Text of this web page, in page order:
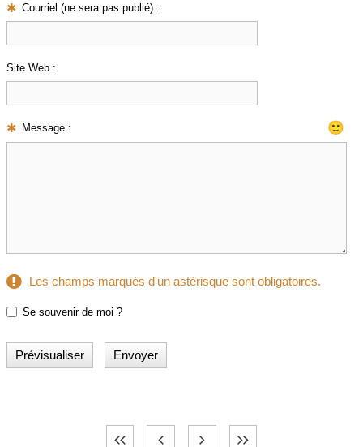
Courriel (ne sera pas publié) :
Site Web :
Message : 🙂
Les champs marqués d'un astérisque sont obligatoires.
Se souvenir de moi ?